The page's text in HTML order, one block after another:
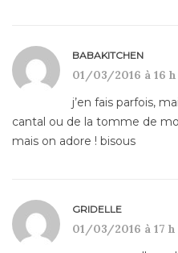
BABAKITCHEN
01/03/2016 à 16
j’en fais parfois,
cantal ou de la tomme de
mais on adore ! bisous
GRIDELLE
01/03/2016 à 17